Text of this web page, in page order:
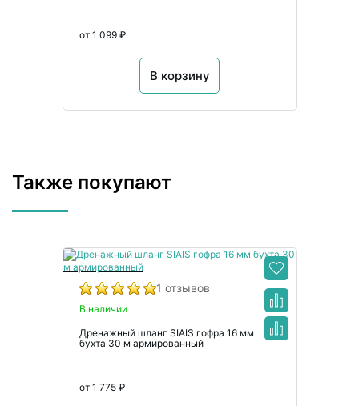
от 1 099 ₽
В корзину
Также покупают
1 отзывов
В наличии
Дренажный шланг SIAIS гофра 16 мм
бухта 30 м армированный
от 1 775 ₽